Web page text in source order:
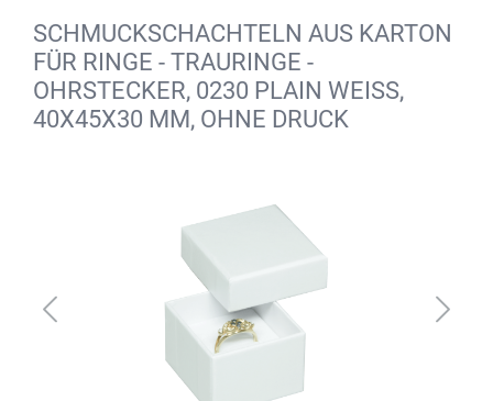
SCHMUCKSCHACHTELN AUS KARTON
FÜR RINGE - TRAURINGE -
OHRSTECKER, 0230 PLAIN WEISS,
40X45X30 MM, OHNE DRUCK